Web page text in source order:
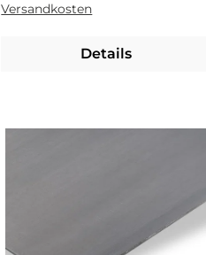
Versandkosten
Details